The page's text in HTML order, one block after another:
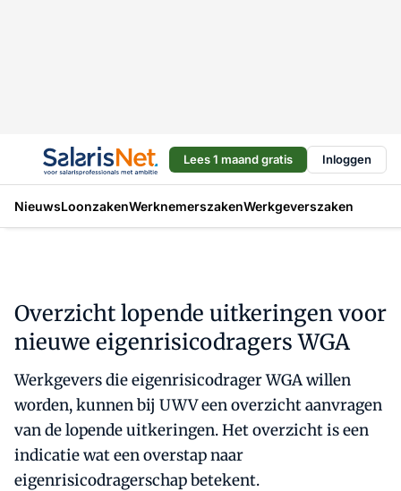
Lees 1 maand gratis Inloggen
NieuwsLoonzakenWerknemerszakenWerkgeverszaken
Overzicht lopende uitkeringen voor
nieuwe eigenrisicodragers WGA
Werkgevers die eigenrisicodrager WGA willen
worden, kunnen bij UWV een overzicht aanvragen
van de lopende uitkeringen. Het overzicht is een
indicatie wat een overstap naar
eigenrisicodragerschap betekent.